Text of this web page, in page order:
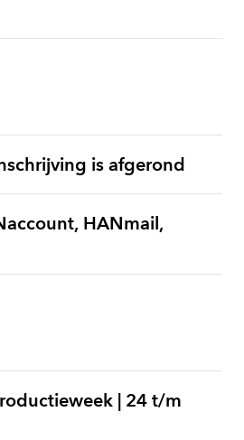
is afgerond
HANmail,
| 24 t/m